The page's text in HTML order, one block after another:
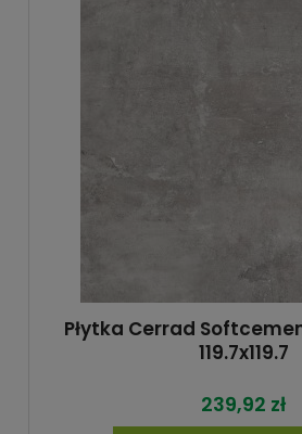
Płytka Cerrad
119.7x119.7
239,92 zł